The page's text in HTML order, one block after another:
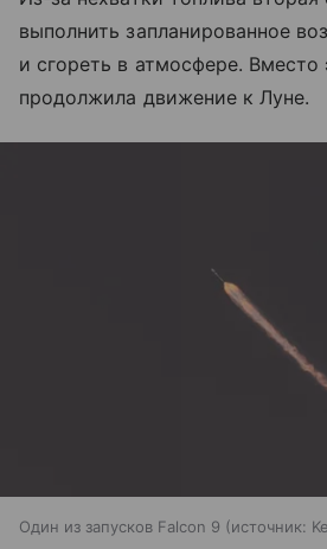
выполнить запланированное
и сгореть в атмосфере. Вместо
продолжила движение к Луне.
Один из запусков Falcon 9 источник: